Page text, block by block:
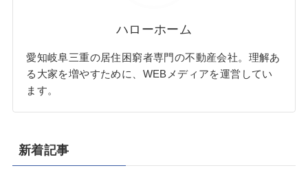
ハローホーム
愛知岐阜三重の居住困窮者専門の不動産会社。理解あ
る大家を増やすために、WEBメディアを運営してい
ます。
新着記事